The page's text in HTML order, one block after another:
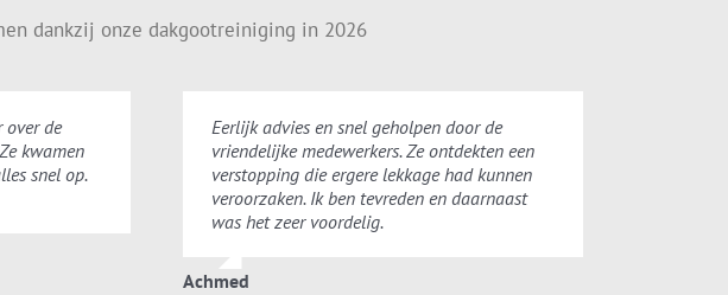
dankzij onze dakgootreiniging in 2026
over de
kwamen
snel op.
Eerlijk advies en snel geholpen door de
vriendelijke medewerkers. Ze ontdekten een
verstopping die ergere lekkage had kunnen
veroorzaken. Ik ben tevreden en daarnaast
was het zeer voordelig.
Achmed